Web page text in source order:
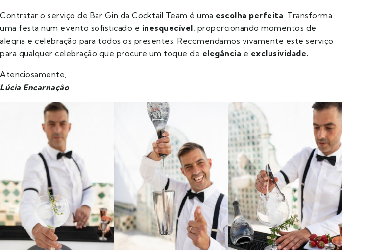
Contratar o serviço de Bar Gin da Cocktail Team é uma escolha perfeita. Transforma
uma festa num evento sofisticado e inesquecível, proporcionando momentos de
alegria e celebração para todos os presentes. Recomendamos vivamente este serviço
para qualquer celebração que procure um toque de elegância e exclusividade.
Atenciosamente,
Lúcia Encarnação